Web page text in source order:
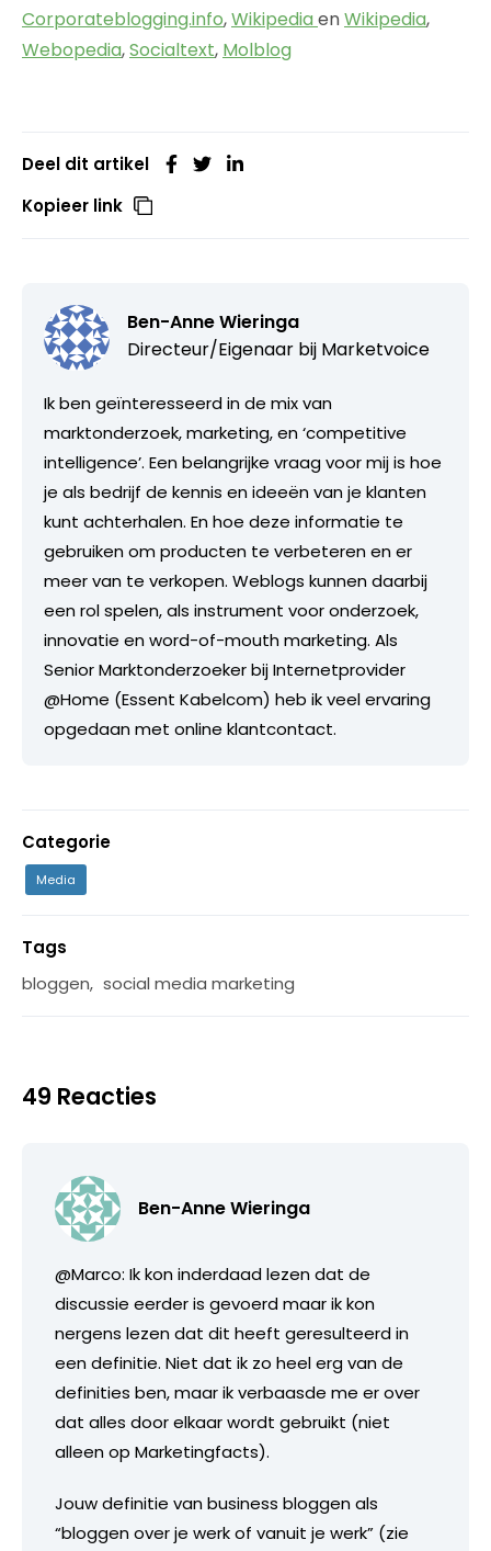
Corporateblogging.info,Wikipedia enWikipedia,
Webopedia,Socialtext, Molblog
Deel dit artikel
Kopieer link
Ben-Anne Wieringa
Directeur/Eigenaar bij Marketvoice
Ik ben geïnteresseerd in de mix van
marktonderzoek, marketing, en ‘competitive
intelligence’. Een belangrijke vraag voor mij is hoe
je als bedrijf de kennis en ideeën van je klanten
kunt achterhalen. En hoe deze informatie te
gebruiken om producten te verbeteren en er
meer van te verkopen. Weblogs kunnen daarbij
een rol spelen, als instrument voor onderzoek,
innovatie en word-of-mouth marketing. Als
Senior Marktonderzoeker bij Internetprovider
@Home (Essent Kabelcom) heb ik veel ervaring
opgedaan met online klantcontact.
Categorie
Media
Tags
bloggen, social media marketing
49 Reacties
Ben-Anne Wieringa
@Marco: Ik kon inderdaad lezen dat de
discussie eerder is gevoerd maar ik kon
nergens lezen dat dit heeft geresulteerd in
een definitie. Niet dat ik zo heel erg van de
definities ben, maar ik verbaasde me er over
dat alles door elkaar wordt gebruikt (niet
alleen op Marketingfacts).
Jouw definitie van business bloggen als
“bloggen over je werk of vanuit je werk” (zie